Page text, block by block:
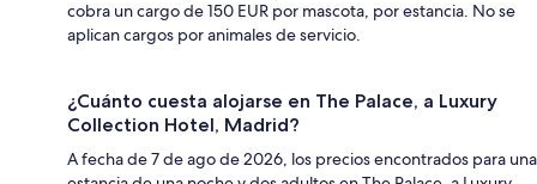
cobra un cargo de 150 EUR por mascota, por estancia. No se
aplican cargos por animales de servicio.
¿Cuánto cuesta alojarse en The Palace, a Luxury
Collection Hotel, Madrid?
A fecha de 7 de ago de 2026, los precios encontrados para una